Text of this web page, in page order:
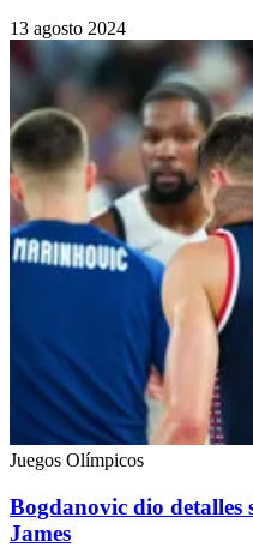
13 agosto 2024
Juegos Olímpicos
Bogdanovic dio detalles
James